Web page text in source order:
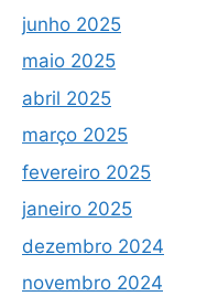
junho 2025
maio 2025
abril 2025
março 2025
fevereiro 2025
janeiro 2025
dezembro 2024
novembro 2024